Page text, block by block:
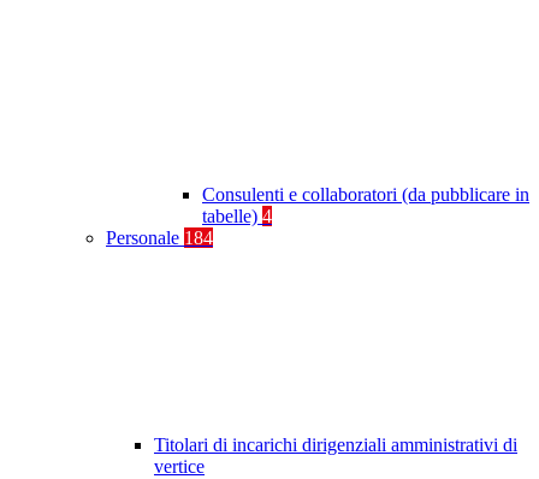
Consulenti e collaboratori (da pubblicare in
tabelle) 4
Personale 184
Titolari di incarichi dirigenziali amministrativi di
vertice